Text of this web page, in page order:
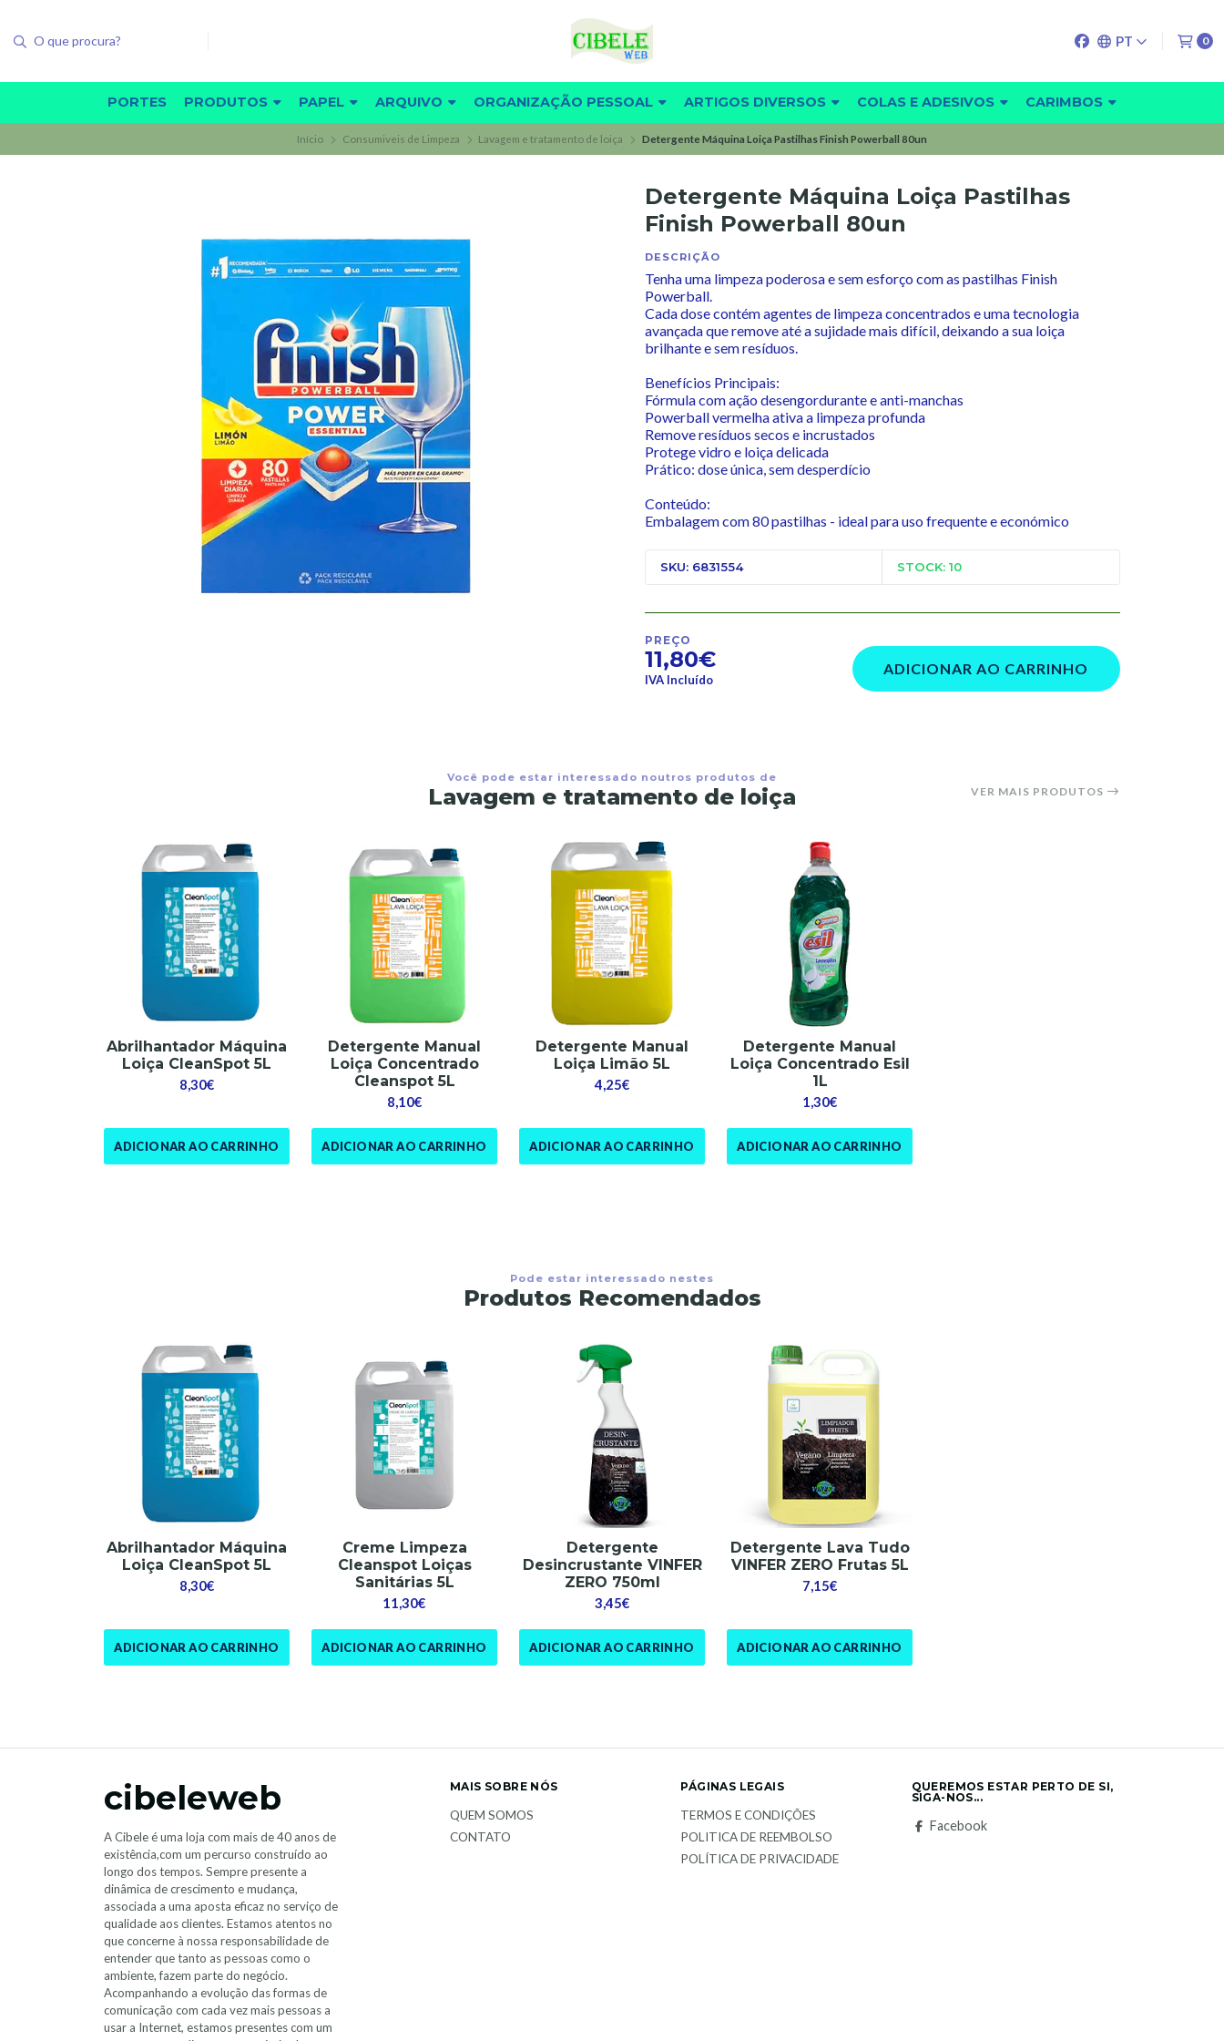
PT 0
PORTES PRODUTOS PAPEL ARQUIVO ORGANIZAÇÃO PESSOAL ARTIGOS DIVERSOS COLAS E ADESIVOS CARIMBOS
Início Consumiveis de Limpeza Lavagem e tratamento de loiça Detergente Máquina Loiça Pastilhas Finish Powerball 80un
Detergente Máquina Loiça Pastilhas
Finish Powerball 80un
DESCRIÇÃO
Tenha uma limpeza poderosa e sem esforço com as pastilhas Finish
Powerball.
Cada dose contém agentes de limpeza concentrados e uma tecnologia
avançada que remove até a sujidade mais difícil, deixando a sua loiça
brilhante e sem resíduos.
Benefícios Principais:
Fórmula com ação desengordurante e anti-manchas
Powerball vermelha ativa a limpeza profunda
Remove resíduos secos e incrustados
Protege vidro e loiça delicada
Prático: dose única, sem desperdício
Conteúdo:
Embalagem com 80 pastilhas - ideal para uso frequente e económico
SKU: 6831554 STOCK: 10
PREÇO
11,80€
IVA Incluído
ADICIONAR AO CARRINHO
Você pode estar interessado noutros produtos de
Lavagem e tratamento de loiça VER MAIS PRODUTOS
Abrilhantador Máquina
Loiça CleanSpot 5L
8,30€
ADICIONAR AO CARRINHO
Detergente Manual
Loiça Concentrado
Cleanspot 5L
8,10€
ADICIONAR AO CARRINHO
Detergente Manual
Loiça Limão 5L
4,25€
ADICIONAR AO CARRINHO
Detergente Manual
Loiça Concentrado Esil
1L
1,30€
ADICIONAR AO CARRINHO
Pode estar interessado nestes
Produtos Recomendados
Abrilhantador Máquina
Loiça CleanSpot 5L
8,30€
ADICIONAR AO CARRINHO
Creme Limpeza
Cleanspot Loiças
Sanitárias 5L
11,30€
ADICIONAR AO CARRINHO
Detergente
Desincrustante VINFER
ZERO 750ml
3,45€
ADICIONAR AO CARRINHO
Detergente Lava Tudo
VINFER ZERO Frutas 5L
7,15€
ADICIONAR AO CARRINHO
cibeleweb
A Cibele é uma loja com mais de 40 anos de
existência,com um percurso construído ao
longo dos tempos. Sempre presente a
dinâmica de crescimento e mudança,
associada a uma aposta eficaz no serviço de
qualidade aos clientes. Estamos atentos no
que concerne à nossa responsabilidade de
entender que tanto as pessoas como o
ambiente, fazem parte do negócio.
Acompanhando a evolução das formas de
comunicação com cada vez mais pessoas a
usar a Internet, estamos presentes com um
MAIS SOBRE NÓS
QUEM SOMOS
CONTATO
PÁGINAS LEGAIS
TERMOS E CONDIÇÕES
POLITICA DE REEMBOLSO
POLÍTICA DE PRIVACIDADE
QUEREMOS ESTAR PERTO DE SI,
SIGA-NOS...
Facebook